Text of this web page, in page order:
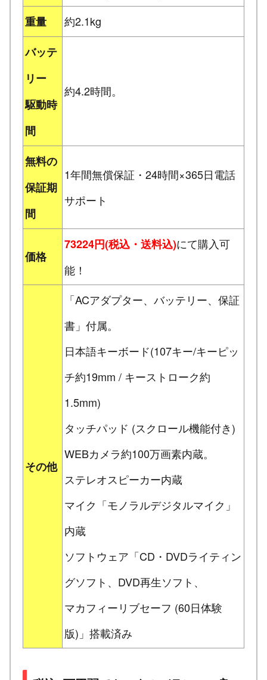
重量
約2.1kg
バッテ
リー
駆動時
間
約4.2時間。
無料の
保証期
間
1年間無償保証・24時間×365日電話
サポート
価格
73224円(税込・送料込)にて購入可
能！
その他
「ACアダプター、バッテリー、保証
書」付属。
日本語キーボード(107キー/キーピッ
チ約19mm / キーストローク約
1.5mm)
タッチパッド (スクロール機能付き)
WEBカメラ約100万画素内蔵。
ステレオスピーカー内蔵
マイク「モノラルデジタルマイク」
内蔵
ソフトウェア「CD・DVDライティン
グソフト、DVD再生ソフト、
マカフィーリブセーフ (60日体験
版)」搭載済み